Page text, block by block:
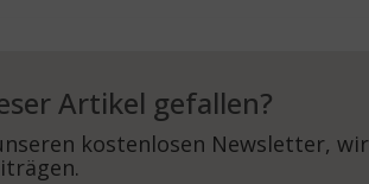
Artikel gefallen?
kostenlosen Newsletter,